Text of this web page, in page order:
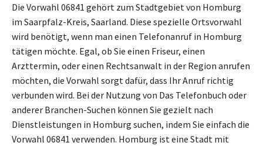
Die Vorwahl 06841 gehört zum Stadtgebiet von Homburg
im Saarpfalz-Kreis, Saarland. Diese spezielle Ortsvorwahl
wird benötigt, wenn man einen Telefonanruf in Homburg
tätigen möchte. Egal, ob Sie einen Friseur, einen
Arzttermin, oder einen Rechtsanwalt in der Region anrufen
möchten, die Vorwahl sorgt dafür, dass Ihr Anruf richtig
verbunden wird. Bei der Nutzung von Das Telefonbuch oder
anderer Branchen-Suchen können Sie gezielt nach
Dienstleistungen in Homburg suchen, indem Sie einfach die
Vorwahl 06841 verwenden. Homburg ist eine Stadt mit